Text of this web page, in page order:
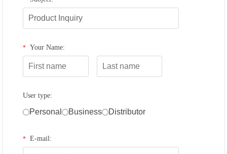
* Your Name:
User type:
Personal Business Distributor
* E-mail: